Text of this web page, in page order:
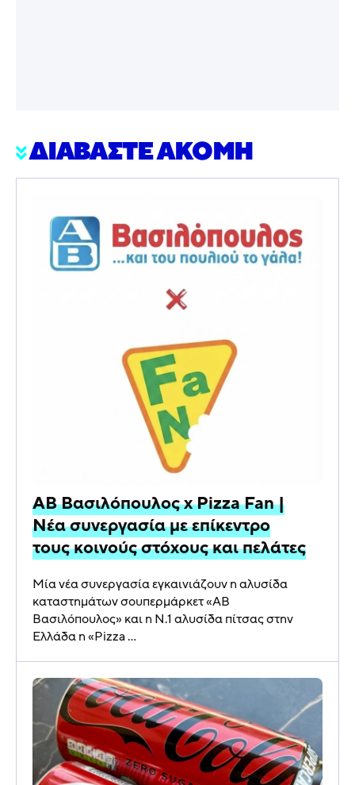
ΔΙΑΒΑΣΤΕ ΑΚΟΜΗ
ΑΒ Βασιλόπουλος x Pizza Fan |
Νέα συνεργασία με επίκεντρο
τους κοινούς στόχους και πελάτες
Μία νέα συνεργασία εγκαινιάζουν η αλυσίδα
καταστημάτων σουπερμάρκετ «ΑΒ
Βασιλόπουλος» και η N.1 αλυσίδα πίτσας στην
Ελλάδα η «Pizza ...